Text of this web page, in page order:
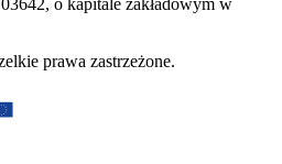
prawa zastrzeżone.